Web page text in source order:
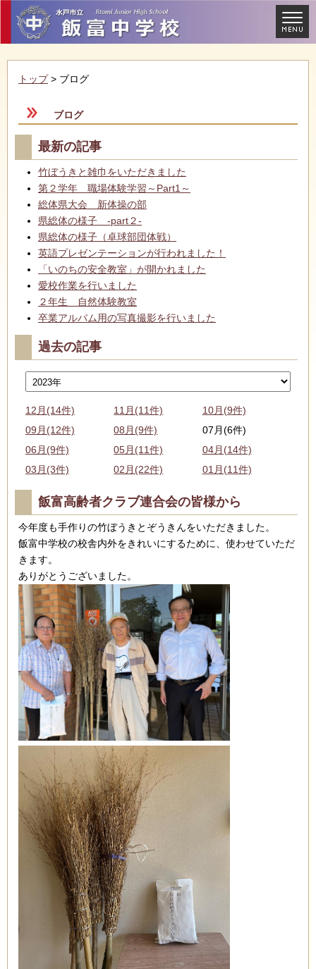
トップ> ブログ
ブログ
最新の記事
竹ぼうきと雑巾をいただきました
第２学年 職場体験学習～Part1～
総体県大会 新体操の部
県総体の様子 -part２-
県総体の様子（卓球部団体戦）
英語プレゼンテーションが行われました！
「いのちの安全教室」が開かれました
愛校作業を行いました
２年生 自然体験教室
卒業アルバム用の写真撮影を行いました
過去の記事
12月(14件) 11月(11件)
10月(9件)
09月(12件)
08月(9件)
07月(6件)
06月(9件)
05月(11件)
04月(14件)
03月(3件)
02月(22件) 01月(11件)
飯富高齢者クラブ連合会の皆様から
今年度も手作りの竹ぼうきとぞうきんをいただきました。
飯富中学校の校舎内外をきれいにするために、使わせていただ
きます。
ありがとうございました。